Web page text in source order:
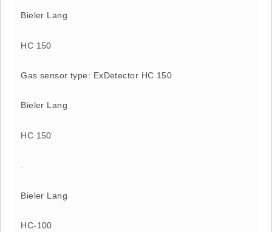
Bieler Lang
HC 150
Gas sensor type: ExDetector HC 150
Bieler Lang
HC 150
Bieler Lang
HC-100